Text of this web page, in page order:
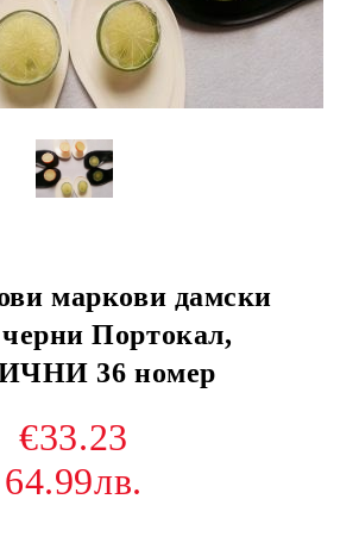
маркови дамски
Портокал,
36 номер
€33.23
64.99лв.